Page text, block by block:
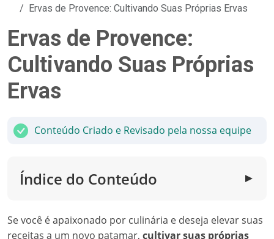
Ervas de Provence: Cultivando Suas Próprias Ervas
Ervas de Provence:
Cultivando Suas Próprias
Ervas
Conteúdo Criado e Revisado pela nossa equipe
Índice do Conteúdo ▼
Se você é apaixonado por culinária e deseja elevar suas
receitas a um novo patamar, cultivar suas próprias